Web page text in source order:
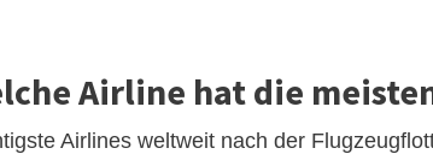
Airline hat die
Airlines weltweit nach der